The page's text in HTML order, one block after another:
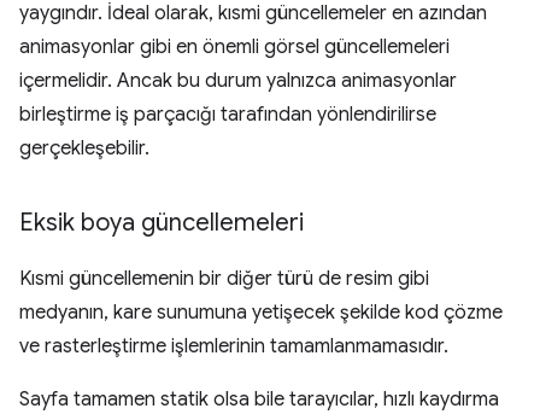
yaygındır. İdeal olarak, kısmi güncellemeler en azından
animasyonlar gibi en önemli görsel güncellemeleri
içermelidir. Ancak bu durum yalnızca animasyonlar
birleştirme iş parçacığı tarafından yönlendirilirse
gerçekleşebilir.
Eksik boya güncellemeleri
Kısmi güncellemenin bir diğer türü de resim gibi
medyanın, kare sunumuna yetişecek şekilde kod çözme
ve rasterleştirme işlemlerinin tamamlanmamasıdır.
Sayfa tamamen statik olsa bile tarayıcılar, hızlı kaydırma